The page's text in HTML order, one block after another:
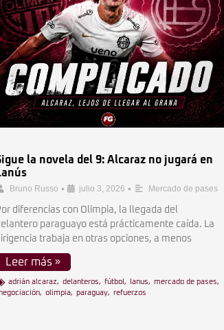
la novela del 9: Alcaraz no jugará en
Bruno Russo • julio 3, 2026 • Mercado de pases
diferencias con Olimpia, la llegada del
paraguayo está prácticamente caída. La
trabaja en otras opciones, a menos
Leer más »
adrián alcaraz, delanteros, fútbol , lanus, mercado de pases,
, olimpia, paraguay, refuerzos